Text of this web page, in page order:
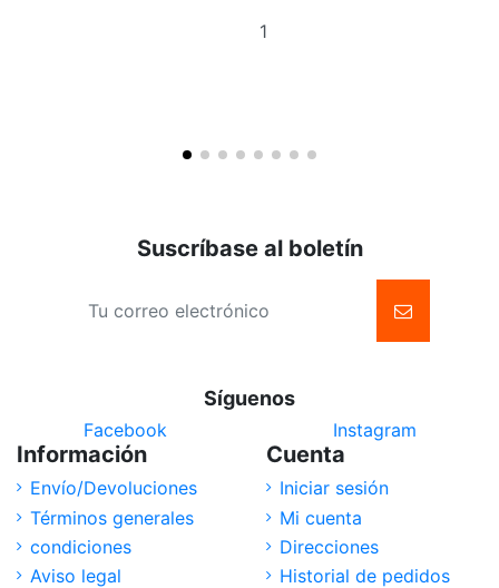
Suscríbase al boletín
Síguenos
Facebook Instagram
Información
Envío/Devoluciones
Términos generales
condiciones
Aviso legal
Cuenta
Iniciar sesión
Mi cuenta
Direcciones
Historial de pedidos